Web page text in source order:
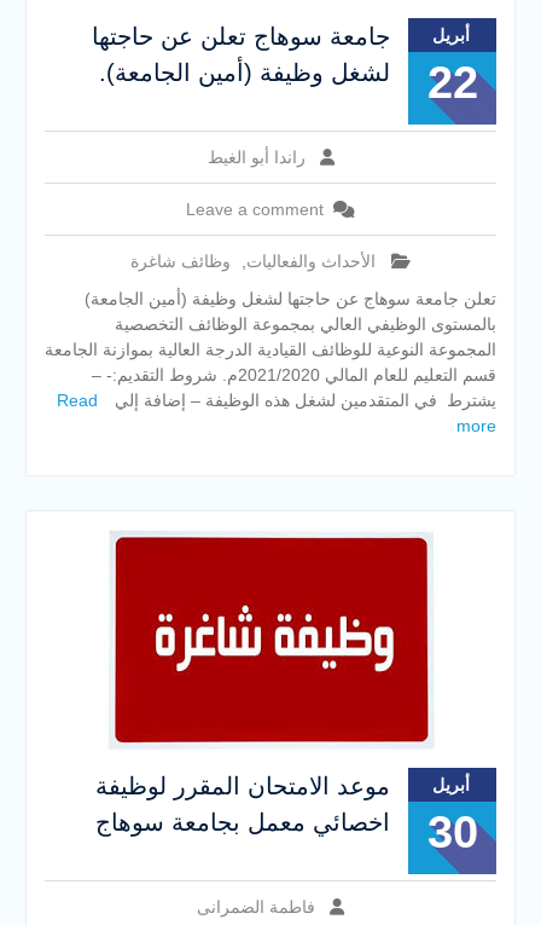
أبريل
22
جامعة سوهاج تعلن عن حاجتها
لشغل وظيفة (أمين الجامعة).
راندا أبو الغيط
Leave a comment
الأحداث والفعاليات
وظائف شاغرة
تعلن جامعة سوهاج عن حاجتها لشغل وظيفة (أمين الجامعة)
بالمستوى الوظيفي العالي بمجموعة الوظائف التخصصية
المجموعة النوعية للوظائف القيادية الدرجة العالية بموازنة الجامعة
قسم التعليم للعام المالي 2021/2020م. شروط التقديم:- –
يشترط في المتقدمين لشغل هذه الوظيفة – إضافة إلي
Read
more
أبريل
30
موعد الامتحان المقرر لوظيفة
اخصائي معمل بجامعة سوهاج
فاطمة الضمرانى